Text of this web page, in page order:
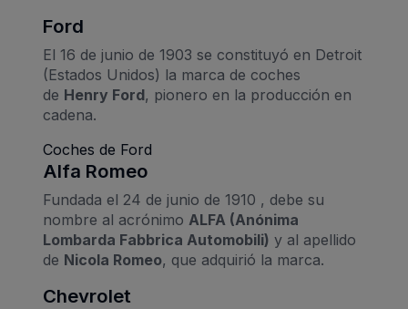
Ford
El 16 de junio de 1903 se constituyó en Detroit
(Estados Unidos) la marca de coches
de Henry Ford, pionero en la producción en
cadena.
Coches de Ford
Alfa Romeo
Fundada el 24 de junio de 1910 , debe su
nombre al acrónimo ALFA (Anónima
Lombarda Fabbrica Automobili) y al apellido
de Nicola Romeo, que adquirió la marca.
Chevrolet